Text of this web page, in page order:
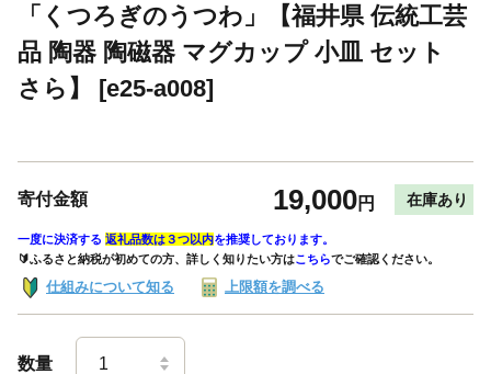
「くつろぎのうつわ」【福井県 伝統工芸
品 陶器 陶磁器 マグカップ 小皿 セット
さら】 [e25-a008]
寄付金額 19,000円 在庫あり
一度に決済する 返礼品数は３つ以内を推奨しております。
🔰ふるさと納税が初めての方、詳しく知りたい方はこちらでご確認ください。
仕組みについて知る 上限額を調べる
数量